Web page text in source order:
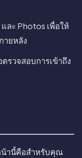
ละ Photos เพื่อให้
ายหลัง
รวจสอบการเข้าถึง
น้านี้คือสำหรับคุณ